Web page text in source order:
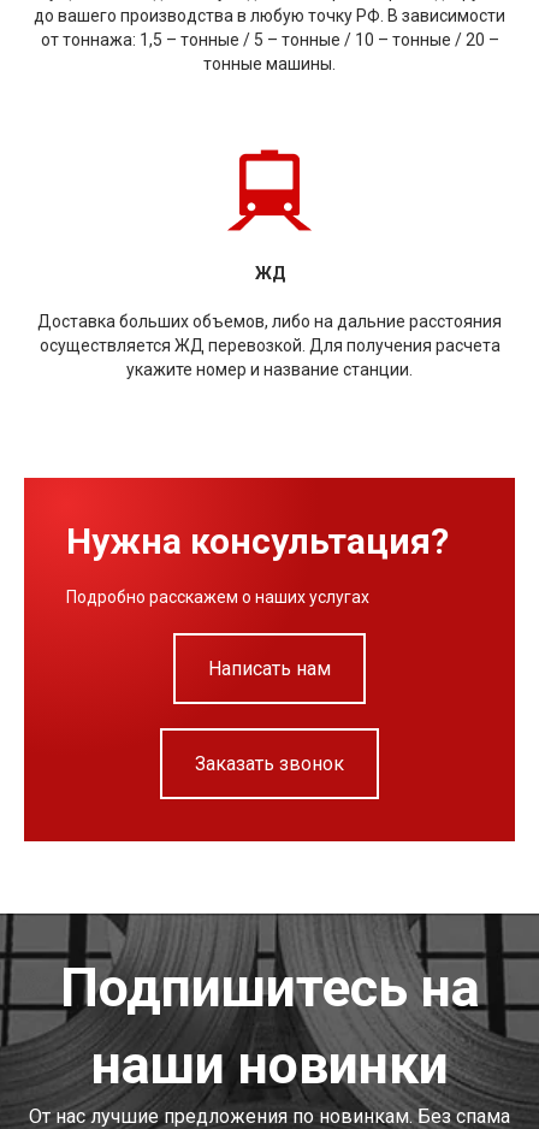
до вашего производства в любую точку РФ. В зависимости
от тоннажа: 1,5 – тонные / 5 – тонные / 10 – тонные / 20 –
тонные машины.
ЖД
Доставка больших объемов, либо на дальние расстояния
осуществляется ЖД перевозкой. Для получения расчета
укажите номер и название станции.
Нужна консультация?
Подробно расскажем о наших услугах
Написать нам
Заказать звонок
Подпишитесь на
наши новинки
От нас лучшие предложения по новинкам. Без спама